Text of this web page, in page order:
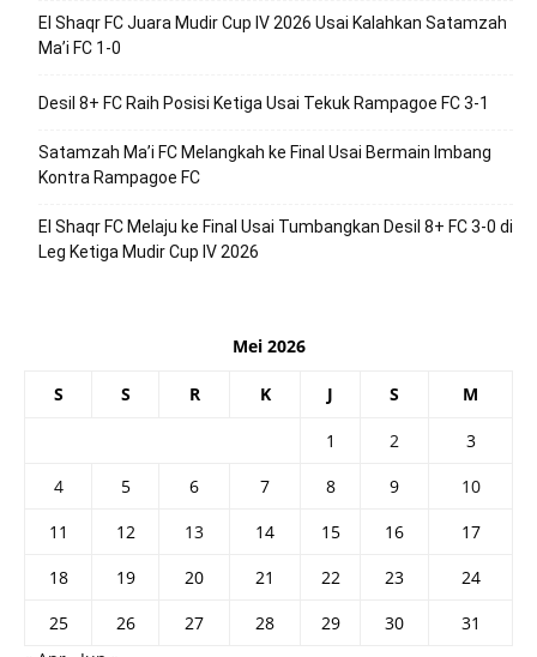
El Shaqr FC Juara Mudir Cup IV 2026 Usai Kalahkan Satamzah
Ma’i FC 1-0
Desil 8+ FC Raih Posisi Ketiga Usai Tekuk Rampagoe FC 3-1
Satamzah Ma’i FC Melangkah ke Final Usai Bermain Imbang
Kontra Rampagoe FC
El Shaqr FC Melaju ke Final Usai Tumbangkan Desil 8+ FC 3-0 di
Leg Ketiga Mudir Cup IV 2026
Mei 2026
S S R K J S M
1 2
3
4
5 6 7 8 9
10
11
12 13 14 15 16
17
18
19 20 21 22 23
24
25
26 27 28 29 30
31